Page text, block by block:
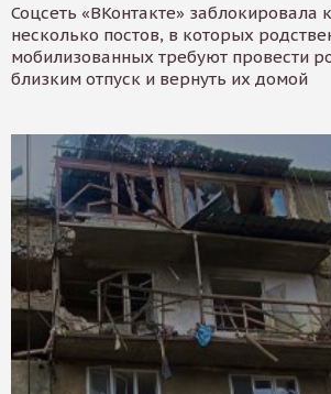
Соцсеть «ВКонтакте» заблокировала
несколько постов, в которых
мобилизованных требуют провести
близким отпуск и вернуть их домой